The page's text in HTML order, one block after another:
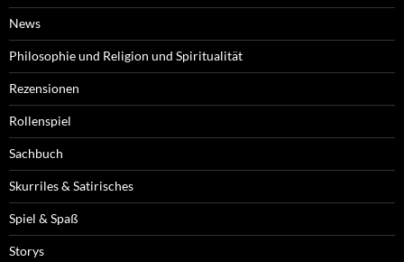
News
Philosophie und Religion und Spiritualität
Rezensionen
Rollenspiel
Sachbuch
Skurriles & Satirisches
Spiel & Spaß
Storys